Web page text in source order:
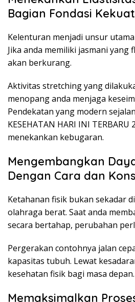
Bagian Fondasi
Kelenturan menjadi unsur
Jika anda memiliki jasmani yang
akan berkurang.
Aktivitas stretching yang
menopang anda menjaga
Pendekatan yang modern
KESEHATAN HARI INI TERBARU
menekankan kebugaran.
Mengembangkan
Dengan Cara dan
Ketahanan fisik bukan sekadar
olahraga berat. Saat anda
secara bertahap, perubahan
Pergerakan contohnya jalan
kapasitas tubuh. Lewat
kesehatan fisik bagi masa depan.
Memaksimalkan